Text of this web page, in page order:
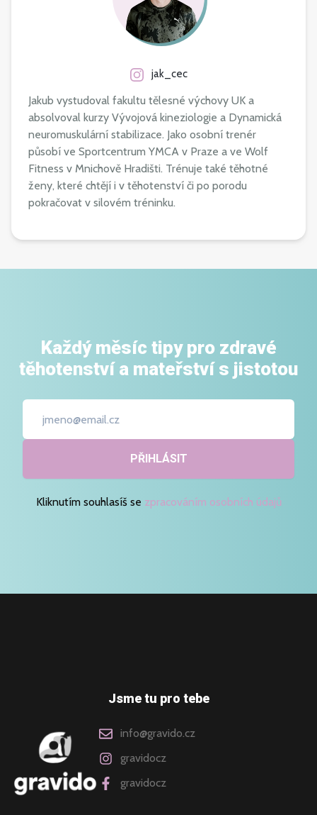
jak_cec
Jakub vystudoval fakultu tělesné výchovy UK a
absolvoval kurzy Vývojová kineziologie a Dynamická
neuromuskulární stabilizace. Jako osobní trenér
působí ve Sportcentrum YMCA v Praze a ve Wolf
Fitness v Mnichově Hradišti. Trénuje také těhotné
ženy, které chtějí i v těhotenství či po porodu
pokračovat v silovém tréninku.
Každý měsíc tipy pro zdravé
těhotenství a mateřství s jistotou
PŘIHLÁSIT
Kliknutím souhlasíš se zpracováním osobních údajů
Jsme tu pro tebe
info@gravido.cz
gravidocz
gravidocz